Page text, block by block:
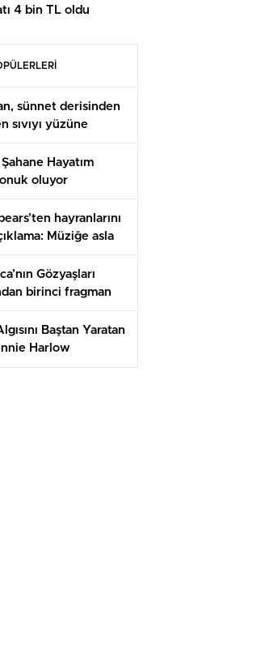
4 bin TL oldu
sünnet derisinden
sıvıyı yüzüne
Hayatım
oluyor
hayranlarını
Müziğe asla
Gözyaşları
birinci fragman
Hacıoğlu’nun
övgü yağdı
Baştan Yaratan
Harlow